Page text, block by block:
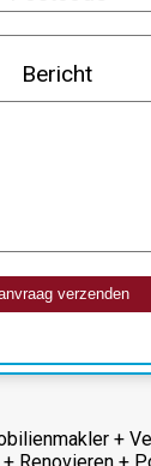
Bericht
verzenden
+